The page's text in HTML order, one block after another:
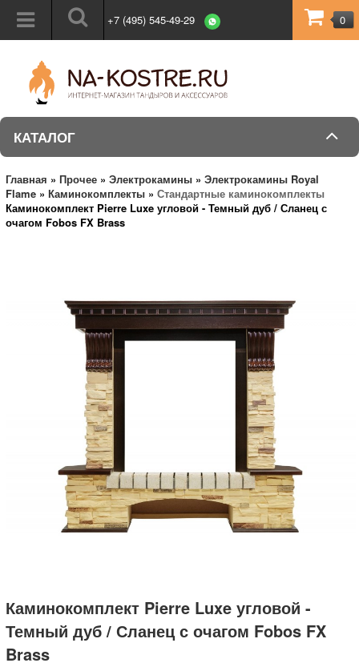
+7 (495) 545-49-29 0
КАТАЛОГ
Главная » Прочее » Электрокамины » Электрокамины Royal
Flame » Каминокомплекты » Стандартные каминокомплекты
Каминокомплект Pierre Luxe угловой - Темный дуб / Сланец с
очагом Fobos FX Brass
Каминокомплект Pierre Luxe угловой -
Темный дуб / Сланец с очагом Fobos FX
Brass